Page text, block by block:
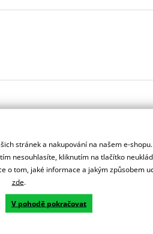
stránek a nakupování na našem e-
nesouhlasíte, kliknutím na tlačítko
o tom, jaké informace a jakým způsobem
zde.
V pohodě pokračovat